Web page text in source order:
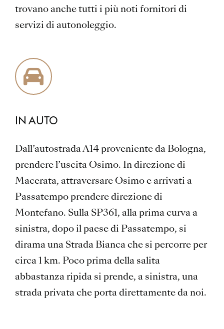
trovano anche tutti i più noti fornitori di
servizi di autonoleggio.
IN AUTO
Dall’autostrada A14 proveniente da Bologna,
prendere l’uscita Osimo. In direzione di
Macerata, attraversare Osimo e arrivati a
Passatempo prendere direzione di
Montefano. Sulla SP361, alla prima curva a
sinistra, dopo il paese di Passatempo, si
dirama una Strada Bianca che si percorre per
circa 1 km. Poco prima della salita
abbastanza ripida si prende, a sinistra, una
strada privata che porta direttamente da noi.